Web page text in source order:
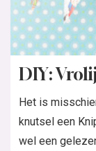
DIY:
Het is
knutsel een
wel een